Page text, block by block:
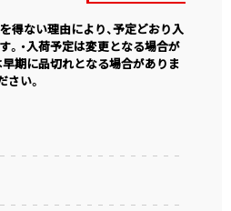
得ない理由により、予定どおり入
。・入荷予定は変更となる場合が
早期に品切れとなる場合がありま
い。